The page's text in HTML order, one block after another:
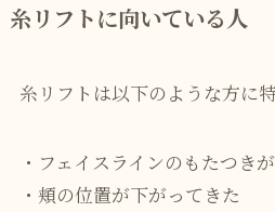
糸リフトに向いている人
糸リフトは以下のような方に
・フェイスラインのもたつき
・頬の位置が下がってきた